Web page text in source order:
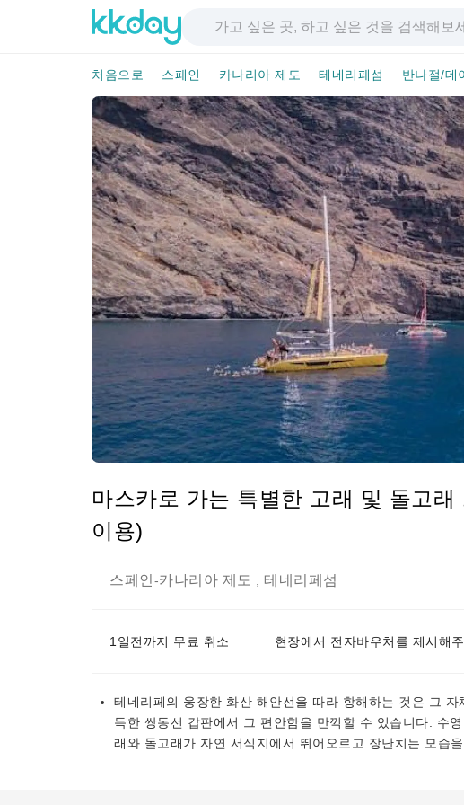
처음으로 스페인 카나리아 제도 테네리페섬 반나절/데
마스카로 가는 특별한 고래 및 돌고
이용)
스페인 -카나리아 제도 테네리페섬
1일전까지 무료 취소 현장에서 전자바우처를 제시해주
테네리페의 웅장한 화산 해안선을 따라 항해하는 것은 그
득한 쌍동선 갑판에서 그 편안함을 만끽할 수 있습니다. 수
래와 돌고래가 자연 서식지에서 뛰어오르고 장난치는 모습